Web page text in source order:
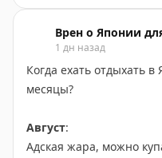
одному самому
компенсирован.
Пишите на@WJNewsbot
Врен о Японии
1 дн назад
Когда ехать отдыхать
месяцы?
Август:
Адская жара, можно